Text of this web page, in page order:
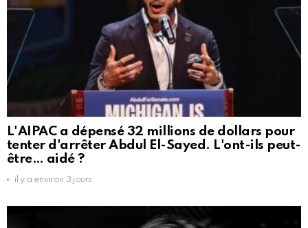
L'AIPAC a dépensé 32 millions de dollars pour
tenter d'arrêter Abdul El-Sayed. L'ont-ils peut-
être… aidé ?
il y a environ 3 jours